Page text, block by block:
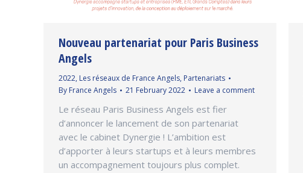
Nouveau partenariat pour Paris Business
Angels
2022, Les réseaux de France Angels, Partenariats
By France Angels 21 February 2022 Leave a comment
Le réseau Paris Business Angels est fier
d’annoncer le lancement de son partenariat
avec le cabinet Dynergie ! L’ambition est
d’apporter à leurs startups et à leurs membres
un accompagnement toujours plus complet.